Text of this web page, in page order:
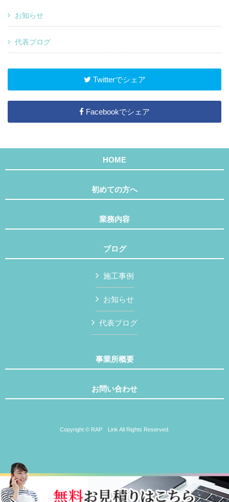
お知らせ
代表ブログ
Twitterでシェア
Facebookでシェア
HOME
初めての方へ
業務内容
ブログ
施工事例
お知らせ
代表ブログ
事業所概要
お問い合わせ
Copyright © RAP Link All Rights Reserved.